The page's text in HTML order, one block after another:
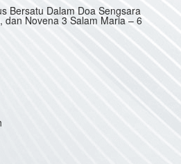
Bersatu Dalam Doa Sengsara
dan Novena 3 Salam Maria – 6